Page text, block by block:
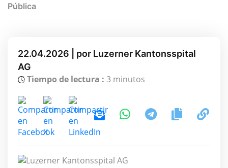
Pública
22.04.2026 | por Luzerner Kantonsspital
AG
Tiempo de lectura : 3 minutos